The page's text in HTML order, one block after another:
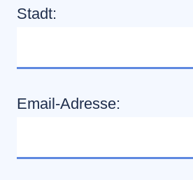
Stadt:
Email-Adresse: